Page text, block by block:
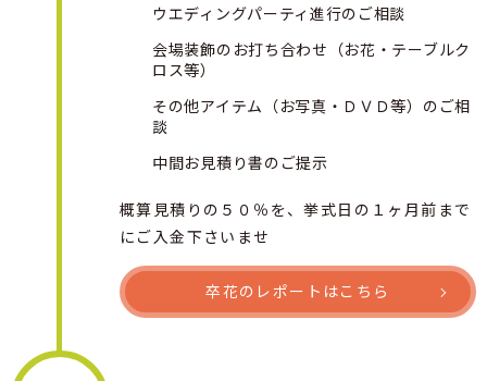
ウエディングパーティ進行のご相談
会場装飾のお打ち合わせ（お花・テーブルク
ロス等）
その他アイテム（お写真・ＤＶＤ等）のご相
談
中間お見積り書のご提示
概算見積りの５０％を、挙式日の１ヶ月前まで
にご入金下さいませ
卒花のレポートはこちら